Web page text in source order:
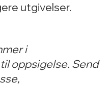
utgivelser.
i
oppsigelse. Send